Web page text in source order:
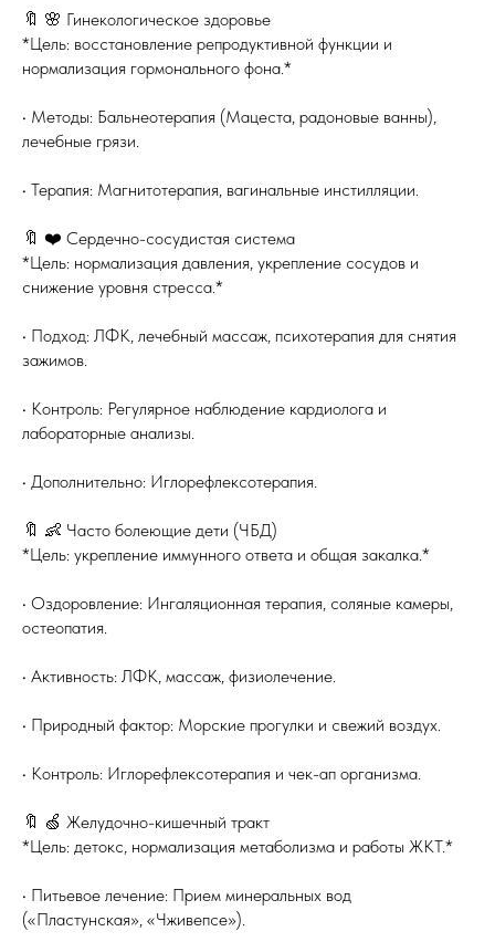
🔖 🌸 Гинекологическое здоровье
*Цель: восстановление репродуктивной функции и
нормализация гормонального фона.*
• Методы: Бальнеотерапия (Мацеста, радоновые ванны),
лечебные грязи.
• Терапия: Магнитотерапия, вагинальные инстилляции.
🔖 ❤️ Сердечно-сосудистая система
*Цель: нормализация давления, укрепление сосудов и
снижение уровня стресса.*
• Подход: ЛФК, лечебный массаж, психотерапия для снятия
зажимов.
• Контроль: Регулярное наблюдение кардиолога и
лабораторные анализы.
• Дополнительно: Иглорефлексотерапия.
🔖 👶 Часто болеющие дети (ЧБД)
*Цель: укрепление иммунного ответа и общая закалка.*
• Оздоровление: Ингаляционная терапия, соляные камеры,
остеопатия.
• Активность: ЛФК, массаж, физиолечение.
• Природный фактор: Морские прогулки и свежий воздух.
• Контроль: Иглорефлексотерапия и чек-ап организма.
🔖 🍏 Желудочно-кишечный тракт
*Цель: детокс, нормализация метаболизма и работы ЖКТ.*
• Питьевое лечение: Прием минеральных вод
(«Пластунская», «Чживепсе»).